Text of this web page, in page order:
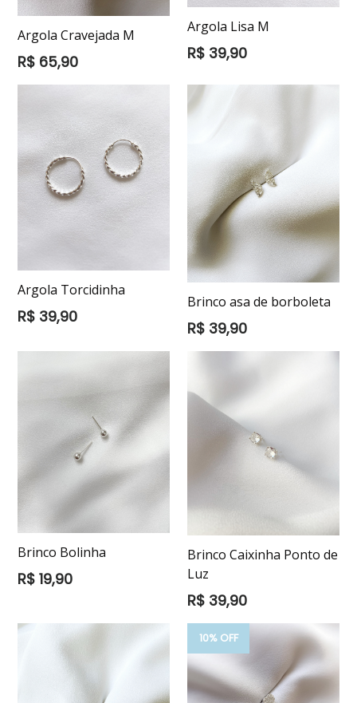
Argola Cravejada M
Preço
R$ 65,90
Argola Lisa M
Preço
R$ 39,90
Argola Torcidinha
Preço
R$ 39,90
Brinco asa de borboleta
Preço
R$ 39,90
Brinco Bolinha
Preço
R$ 19,90
Brinco Caixinha Ponto de
Luz
Preço
R$ 39,90
10% OFF